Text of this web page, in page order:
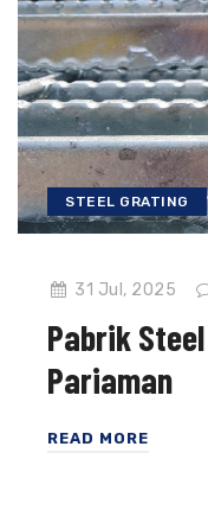
STEEL GRATING
31 Jul, 2025
Pabrik
Pariaman
READ MORE